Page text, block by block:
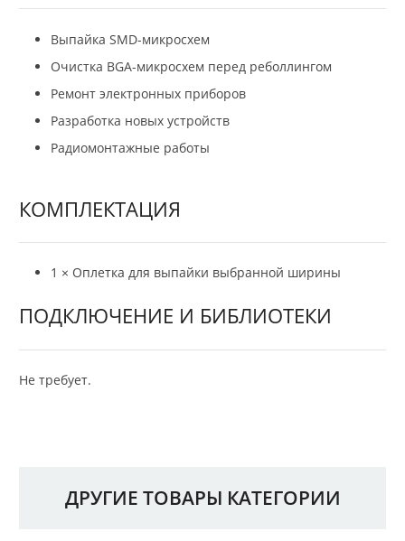
Выпайка SMD-микросхем
Очистка BGA-микросхем перед реболлингом
Ремонт электронных приборов
Разработка новых устройств
Радиомонтажные работы
КОМПЛЕКТАЦИЯ
1 × Оплетка для выпайки выбранной ширины
ПОДКЛЮЧЕНИЕ И БИБЛИОТЕКИ
Не требует.
ДРУГИЕ ТОВАРЫ КАТЕГОРИИ